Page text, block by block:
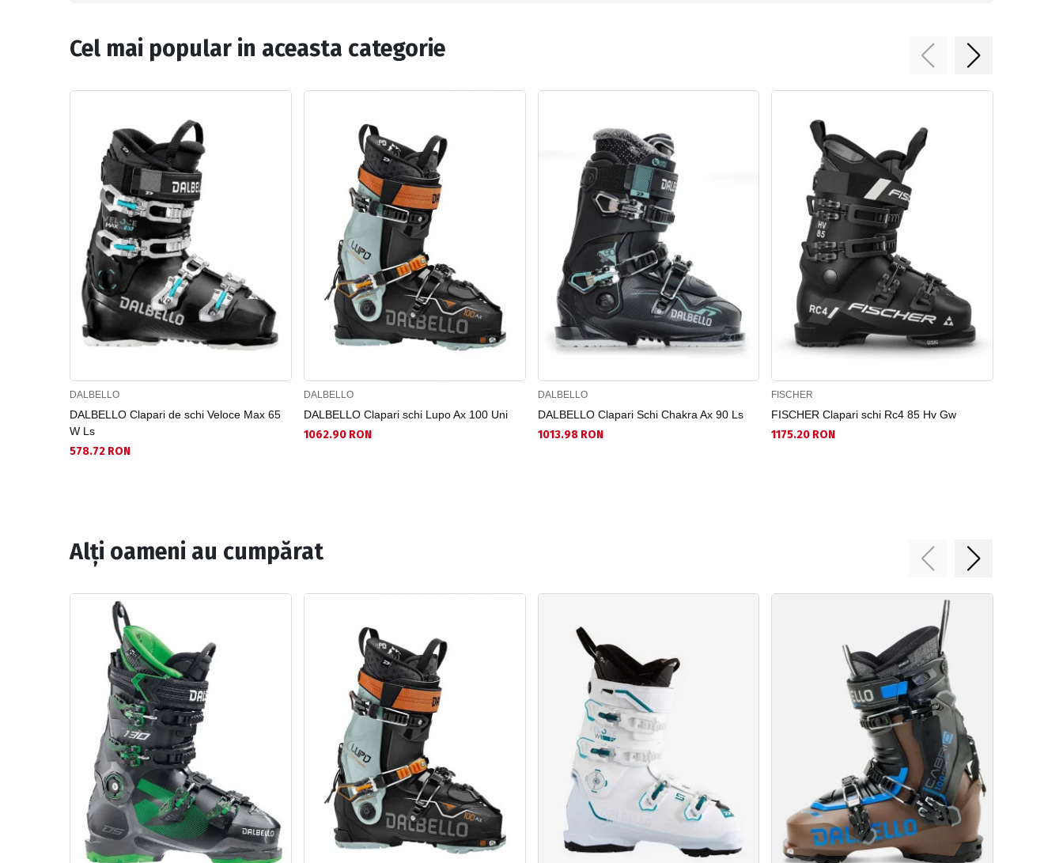
Cel mai popular in aceasta categorie
DALBELLO
DALBELLO Clapari de schi Veloce Max 65
W Ls
578.72 RON
DALBELLO
DALBELLO Clapari schi Lupo Ax 100 Uni
1062.90 RON
DALBELLO
DALBELLO Clapari Schi Chakra Ax 90 Ls
1013.98 RON
FISCHER
FISCHER Clapari schi Rc4 85 Hv Gw
1175.20 RON
Alți oameni au cumpărat